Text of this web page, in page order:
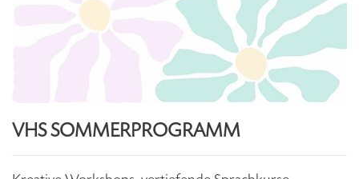
VHS SOMMERPROGRAMM